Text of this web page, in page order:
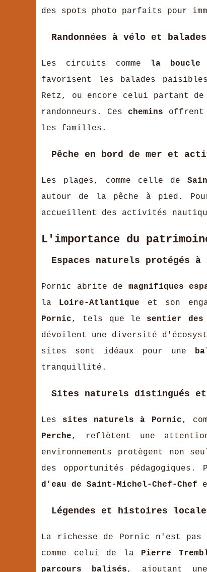
des spots photo parfaits pour
Randonnées à vélo et
Les circuits comme la boucle
favorisent les balades
Retz, ou encore celui partant de
randonneurs. Ces chemins offrent
les familles.
Pêche en bord de mer et
Les plages, comme celle de
autour de la pêche à pied.
accueillent des activités
L'importance du
Espaces naturels protégés à
Pornic abrite de magnifiques
la Loire-Atlantique et son
Pornic, tels que le sentier des
dévoilent une diversité
sites sont idéaux pour une
tranquillité.
Sites naturels distingués
Les sites naturels à Pornic,
Perche, reflètent une
environnements protègent non
des opportunités
d’eau de Saint-Michel-Chef-Chef
Légendes et histoires
La richesse de Pornic n'est
comme celui de la Pierre
parcours balisés, ajoutant